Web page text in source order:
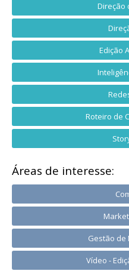
Direção
Edição
Roteiro de
Áreas de interesse:
Gestão de
Vídeo -